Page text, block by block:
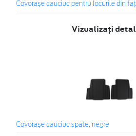
Covoraşe cauciuc pentru locurile din
Vizualizați
Covoraşe cauciuc spate, negre